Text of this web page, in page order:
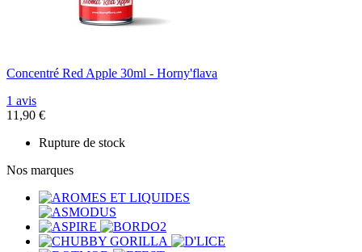
Concentré Red Apple 30ml - Horny'flava
1 avis
11,90 €
Rupture de stock
Nos marques